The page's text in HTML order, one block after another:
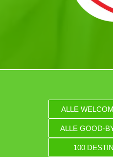
ALLE
ALLE GOOD-
100